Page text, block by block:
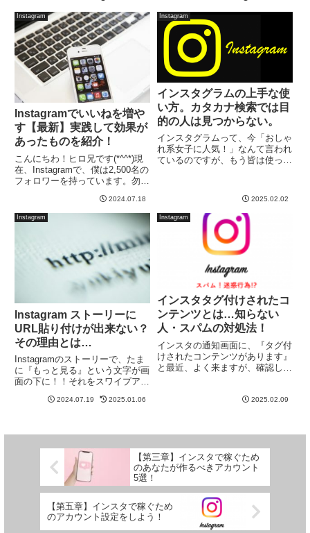
われるんだろう？とお悩みの方
に、プロフィールを書く時の考え
方についてシェアします！この方
法...
ンプレッションとリーチの違い
は？？って、今更聞きづらい部分
でもありますね！インスタにおけ
Instagram
Instagramでいいねを増や
す【最新】実践して効果が
あったものを紹介！
こんにちわ！ヒロ兄です(*^^*)現
在、Instagramで、僕は2,500名の
フォロワーを持っています。勿
さんをたくさん持っている方もい
ますが、僕は一般人です。
Instagramで、せっかくいい写真
2024.07.18
Instagram
インスタグラムの上手な使
い方。カタカナ検索では目
的の人は見つからない。
インスタグラムって、今「おしゃ
れ系女子に人気！」なんて言われ
ているのですが、もう皆は使って
えば、Instagramを、Twitterと同
じ使い方をしていても、フォロワ
ーが増えなかっ...
2025.02.02
Instagram
Instagram ストーリーに
URL貼り付けが出来ない？
その理由とは…
Instagramのストーリーで、たま
に『もっと見る』という文字が画
面の下に！！それをスワイプアッ
り出来るのですが、どうやる
いうことは、理論的には解...
2024.07.19 2025.01.06
Instagram
インスタタグ付けされたコ
ンテンツとは…知らない
人・スパムの対処法！
インスタの通知画面に、『タグ付
けされたコンテンツがあります』
と最近、よく来ますが、確認して
さんの顔写真だったり。誰！！？
対...
2025.02.09
【第三章】インスタで稼ぐため
のあなたが作るべきアカウント
5選！
【第五章】インスタで稼ぐため
のアカウント設定をしよう！